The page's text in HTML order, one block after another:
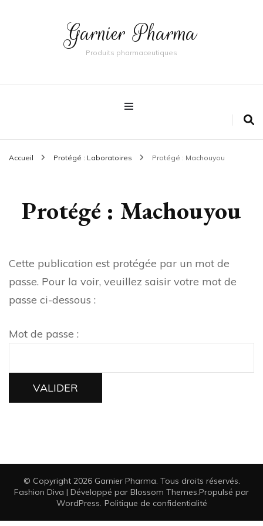
Garnier Pharma
Produits pharmaceutiques
Accueil Protégé : Laboratoires Protégé : Machouyou
Protégé : Machouyou
Cette publication est protégée par un mot de
passe. Pour la voir, veuillez saisir votre mot de
passe ci-dessous :
Mot de passe :
© Copyright 2026 Garnier Pharma. Tous droits réservés.
Fashion Diva | Développé par Blossom Themes.Propulsé par
WordPress. Politique de confidentialité